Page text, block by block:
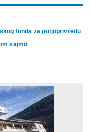
fonda za poljoprivredu
sajmu